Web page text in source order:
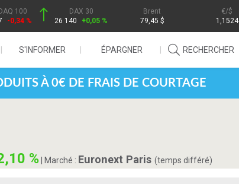
100
-0,34 %
DAX 30
26 140
+0,05 %
Brent
79,45 $
/$
1,1524
S'INFORMER ÉPARGNER RECHERCHER
À 0€ DE FRAIS DE COURTAGE
% Marché : Euronext Paris (temps différé)